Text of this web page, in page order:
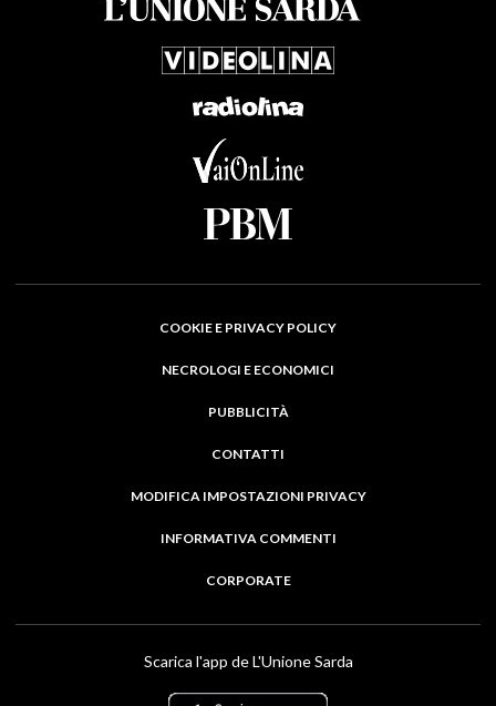
COOKIE E PRIVACY POLICY
NECROLOGI E ECONOMICI
PUBBLICITÀ
CONTATTI
MODIFICA IMPOSTAZIONI PRIVACY
INFORMATIVA COMMENTI
CORPORATE
Scarica l'app de L'Unione Sarda